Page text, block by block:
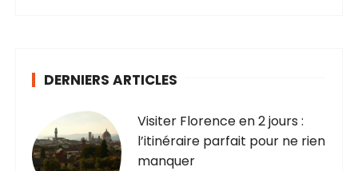
DERNIERS ARTICLES
Visiter Florence en 2 jours :
l’itinéraire parfait pour ne rien
manquer